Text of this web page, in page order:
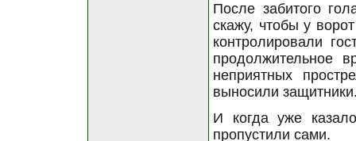
После забитого
скажу, чтобы у
контролировали
продолжительное
неприятных
выносили
И когда уже
пропустили сами.